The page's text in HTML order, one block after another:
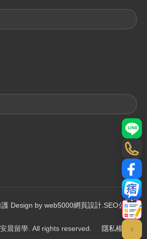
護 Design by web5000網頁設計 SEO公司.
晨留學. All rights reserved.
隱私權政策
LINE
電話
部落
聯絡
↑